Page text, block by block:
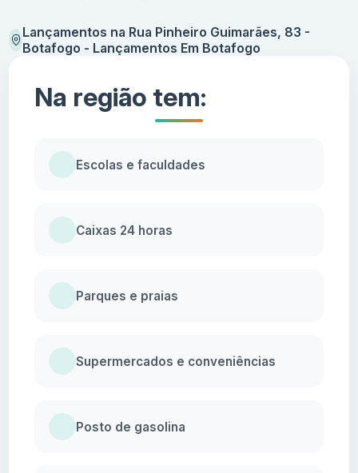
Lançamentos na Rua Pinheiro Guimarães, 83 -
Botafogo - Lançamentos Em Botafogo
Na região tem:
Escolas e faculdades
Caixas 24 horas
Parques e praias
Supermercados e conveniências
Posto de gasolina